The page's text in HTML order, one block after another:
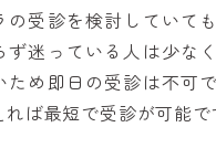
の受診を検討していて
ず迷っている人は少な
ため即日の受診は不可
ば最短で受診が可能で